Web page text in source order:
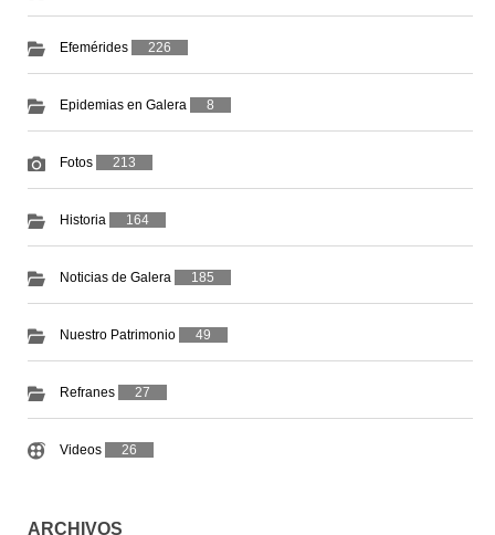
Efemérides 226
Epidemias en Galera 8
Fotos 213
Historia 164
Noticias de Galera 185
Nuestro Patrimonio 49
Refranes 27
Videos 26
ARCHIVOS